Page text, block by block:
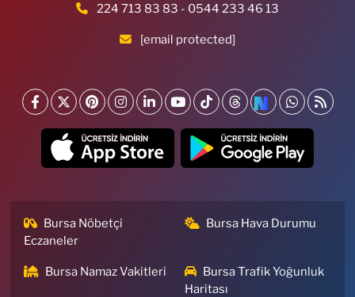
224 713 83 83 - 0544 233 46 13
[email protected]
Bursa Nöbetçi
Eczaneler
Bursa Hava Durumu
Bursa Namaz Vakitleri
Bursa Trafik Yoğunluk
Haritası